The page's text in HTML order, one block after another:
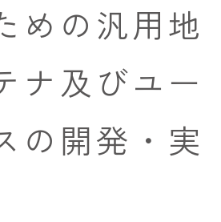
めの汎用地
ナ及びユー
の開発・実